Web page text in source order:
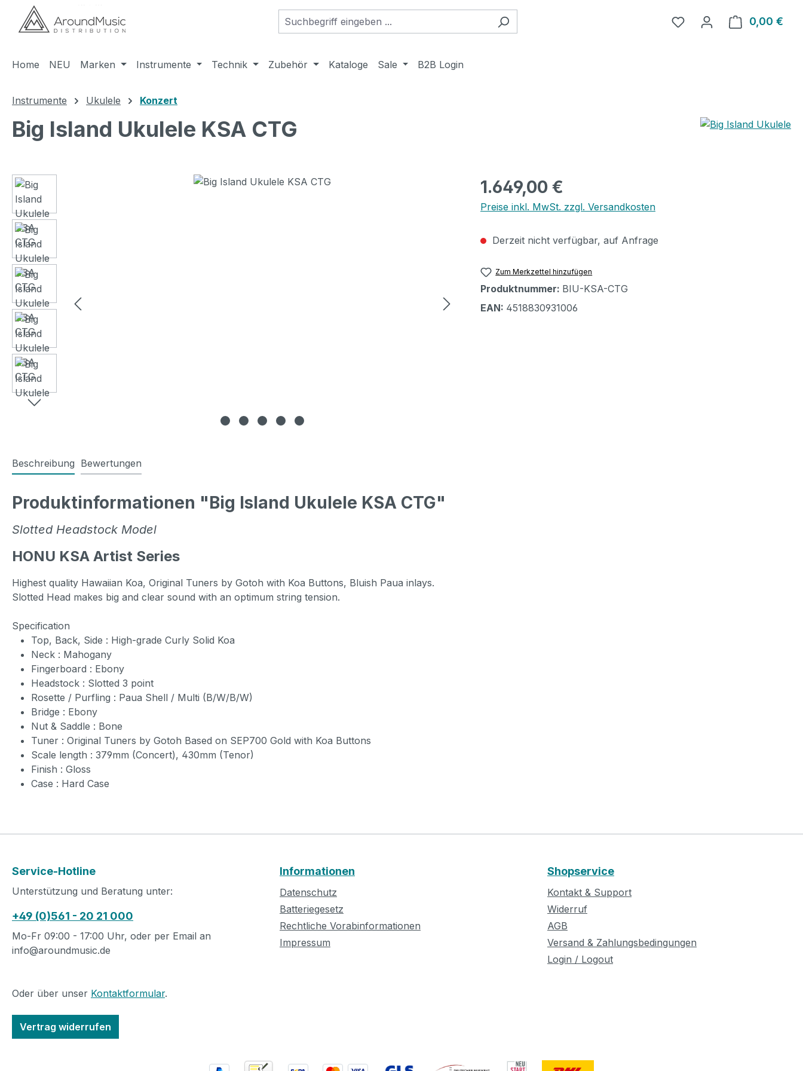
Hauptinhalt springen
Zur Suche springen
Zur Hauptnavigation springen
0,00 €
Home NEU Marken Instrumente Technik Zubehör Kataloge Sale B2B Login
Instrumente Ukulele Konzert
Big Island Ukulele KSA CTG
Bildergalerie überspringen Regulärer Preis:
1.649,00 €
Preise inkl. MwSt. zzgl. Versandkosten
Derzeit nicht verfügbar, auf Anfrage
Zum Merkzettel hinzufügen
Produktnummer: BIU-KSA-CTG
EAN: 4518830931006
Beschreibung Bewertungen
Produktinformationen "Big Island Ukulele KSA CTG"
Slotted Headstock Model
HONU KSA Artist Series
Highest quality Hawaiian Koa, Original Tuners by Gotoh with Koa Buttons, Bluish Paua inlays.
Slotted Head makes big and clear sound with an optimum string tension.
Specification
Top, Back, Side : High-grade Curly Solid Koa
Neck : Mahogany
Fingerboard : Ebony
Headstock : Slotted 3 point
Rosette / Purfling : Paua Shell / Multi (B/W/B/W)
Bridge : Ebony
Nut & Saddle : Bone
Tuner : Original Tuners by Gotoh Based on SEP700 Gold with Koa Buttons
Scale length : 379mm (Concert), 430mm (Tenor)
Finish : Gloss
Case : Hard Case
Service-Hotline
Unterstützung und Beratung unter:
+49 (0)561 - 20 21 000
Mo-Fr 09:00 - 17:00 Uhr, oder per Email an
info@aroundmusic.de
Oder über unser Kontaktformular.
Vertrag widerrufen
Informationen
Datenschutz
Batteriegesetz
Rechtliche Vorabinformationen
Impressum
Shopservice
Kontakt & Support
Widerruf
AGB
Versand & Zahlungsbedingungen
Login / Logout